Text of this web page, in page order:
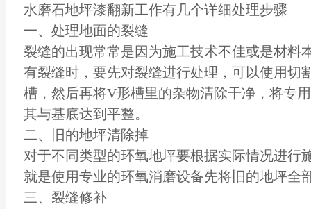
水磨石地坪漆翻新工作有几个详细处理步骤
一、处理地面的裂缝
裂缝的出现常常是因为施工技术不佳或是材料
有裂缝时，要先对裂缝进行处理，可以使用切
槽，然后再将V形槽里的杂物清除干净，将专
其与基底达到平整。
二、旧的地坪清除掉
对于不同类型的环氧地坪要根据实际情况进行
就是使用专业的环氧消磨设备先将旧的地坪全
三、裂缝修补